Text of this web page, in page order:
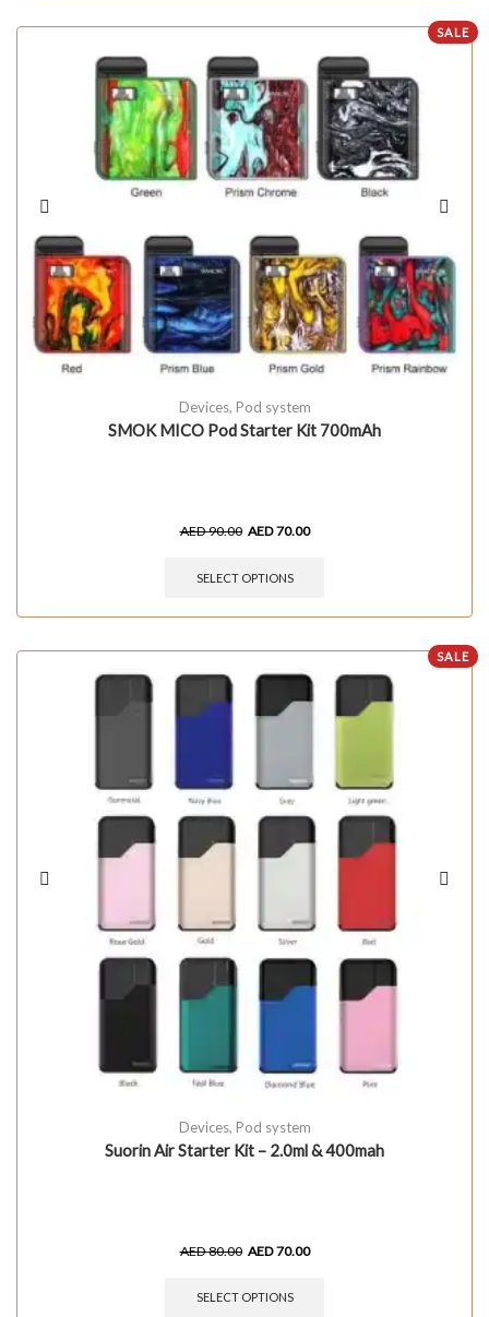
SALE
Devices, Pod system
SMOK MICO Pod Starter Kit 700mAh
AED90.00 AED70.00
SELECT OPTIONS
SALE
Devices, Pod system
Suorin Air Starter Kit – 2.0ml & 400mah
AED80.00 AED70.00
SELECT OPTIONS